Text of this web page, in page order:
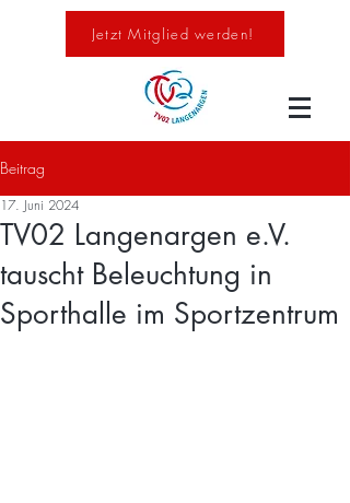
Jetzt Mitglied werden!
Beitrag
TV02 Langenargen e.V.
tauscht Beleuchtung in
Sporthalle im Sportzentrum
17. Juni 2024